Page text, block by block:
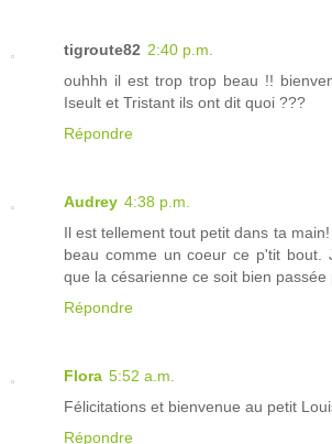
tigroute82 2:40 p.m.
ouhhh il est trop trop beau !!
Iseult et Tristant ils ont dit quoi ???
Répondre
Audrey 4:38 p.m.
Il est tellement tout petit dans ta
beau comme un coeur ce p'tit bout.
que la césarienne ce soit bien passée
Répondre
Flora 5:52 a.m.
Félicitations et bienvenue au petit
Répondre